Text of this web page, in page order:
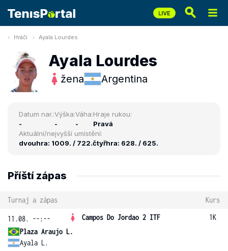
Hráči Ayala Lourdes
Ayala Lourdes
žena Argentina
Datum nar.:
-
Výška:
-
Váha:
-
Hraje rukou:
Pravá
Aktuální/nejvyšší umístění:
dvouhra: 1009. / 722.čtyřhra: 628. / 625.
Příští zápas
Turnaj a zápas Kurs
11.08. --:-- Campos Do Jordao 2 ITF
1K
Plaza Araujo L.
Ayala L.